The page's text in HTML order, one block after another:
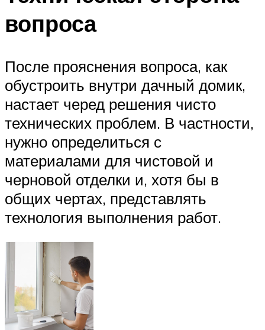
вопроса
После прояснения вопроса, как
обустроить внутри дачный домик,
настает черед решения чисто
технических проблем. В частности,
нужно определиться с
материалами для чистовой и
черновой отделки и, хотя бы в
общих чертах, представлять
технология выполнения работ.